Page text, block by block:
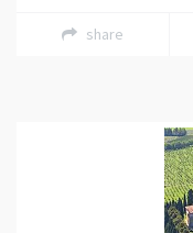
share